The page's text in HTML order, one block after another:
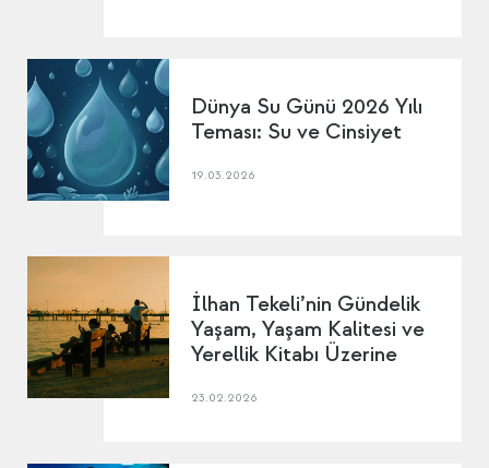
Dünya Su Günü 2026 Yılı
Teması: Su ve Cinsiyet
19.03.2026
İlhan Tekeli’nin Gündelik
Yaşam, Yaşam Kalitesi ve
Yerellik Kitabı Üzerine
23.02.2026